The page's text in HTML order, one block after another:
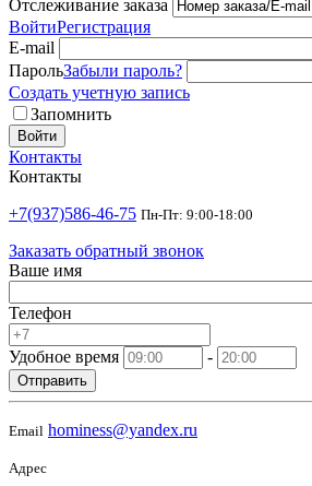
Отслеживание заказа
ВойтиРегистрация
E-mail
ПарольЗабыли пароль?
Создать учетную запись
Запомнить
Войти
Контакты
Контакты
+7(937)586-46-75 Пн-Пт: 9:00-18:00
Заказать обратный звонок
Ваше имя
Телефон
Удобное время -
Отправить
Email hominess@yandex.ru
Адрес